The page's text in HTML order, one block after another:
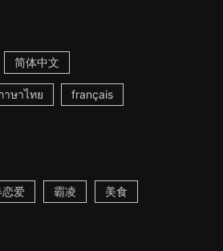
简体中文
าษาไทย français
恋爱 霸凌 美食